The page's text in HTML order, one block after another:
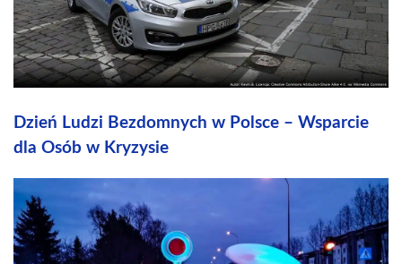
Dzień Ludzi Bezdomnych w Polsce – Wsparcie
dla Osób w Kryzysie